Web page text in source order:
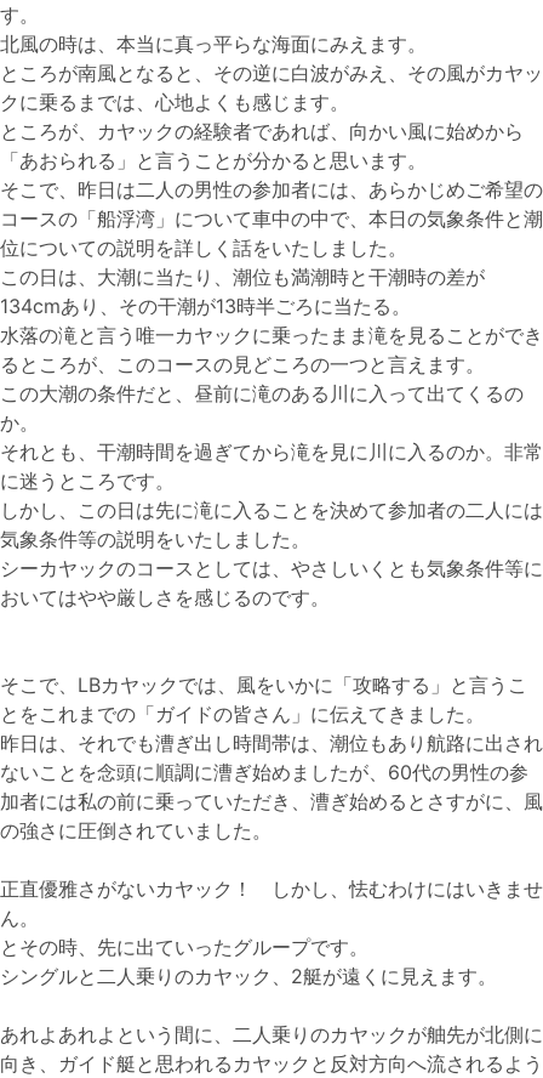
す。
北風の時は、本当に真っ平らな海面にみえます。
ところが南風となると、その逆に白波がみえ、その風がカヤッ
クに乗るまでは、心地よくも感じます。
ところが、カヤックの経験者であれば、向かい風に始めから
「あおられる」と言うことが分かると思います。
そこで、昨日は二人の男性の参加者には、あらかじめご希望の
コースの「船浮湾」について車中の中で、本日の気象条件と潮
位についての説明を詳しく話をいたしました。
この日は、大潮に当たり、潮位も満潮時と干潮時の差が
134cmあり、その干潮が13時半ごろに当たる。
水落の滝と言う唯一カヤックに乗ったまま滝を見ることができ
るところが、このコースの見どころの一つと言えます。
この大潮の条件だと、昼前に滝のある川に入って出てくるの
か。
それとも、干潮時間を過ぎてから滝を見に川に入るのか。非常
に迷うところです。
しかし、この日は先に滝に入ることを決めて参加者の二人には
気象条件等の説明をいたしました。
シーカヤックのコースとしては、やさしいくとも気象条件等に
おいてはやや厳しさを感じるのです。
そこで、LBカヤックでは、風をいかに「攻略する」と言うこ
とをこれまでの「ガイドの皆さん」に伝えてきました。
昨日は、それでも漕ぎ出し時間帯は、潮位もあり航路に出され
ないことを念頭に順調に漕ぎ始めましたが、60代の男性の参
加者には私の前に乗っていただき、漕ぎ始めるとさすがに、風
の強さに圧倒されていました。
正直優雅さがないカヤック！ しかし、怯むわけにはいきませ
ん。
とその時、先に出ていったグループです。
シングルと二人乗りのカヤック、2艇が遠くに見えます。
あれよあれよという間に、二人乗りのカヤックが舳先が北側に
向き、ガイド艇と思われるカヤックと反対方向へ流されるよう